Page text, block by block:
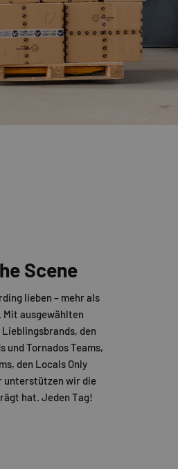
Scene
lieben – mehr als
Mit ausgewählten
den
und Tornados Teams,
den Locals Only
unterstützen wir die
hat. Jeden Tag!